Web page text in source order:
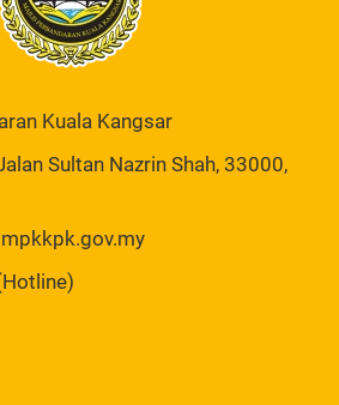
Kuala Kangsar
Sultan Nazrin Shah, 33000,